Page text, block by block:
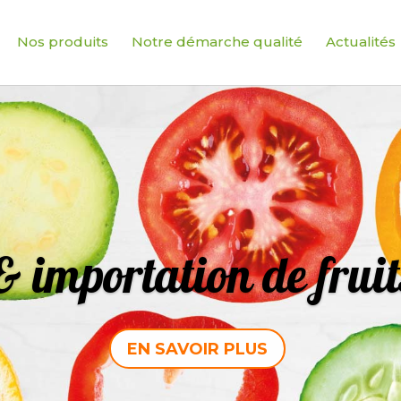
Nos produits Notre démarche qualité Actualités
importation de
EN SAVOIR PLUS